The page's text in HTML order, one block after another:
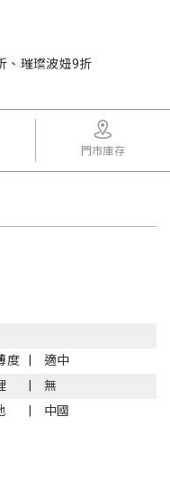
、璀璨波妞9折
門市庫存
度
適中
無
中國